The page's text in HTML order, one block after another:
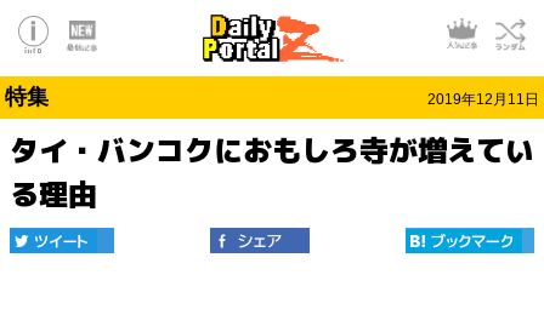
特集 2019年12月11日
タイ・バンコクにおもしろ寺が増えてい
る理由